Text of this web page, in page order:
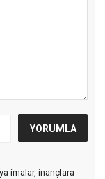
imalar, inançlara